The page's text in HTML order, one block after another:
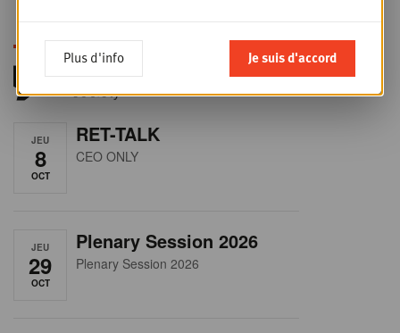
JEU
8
OCT
RET-TALK
CEO ONLY
JEU
29
OCT
Plenary Session 2026
Plenary Session 2026
Plus d'info Je suis d'accord